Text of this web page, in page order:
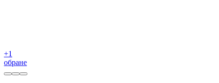
+1
обране